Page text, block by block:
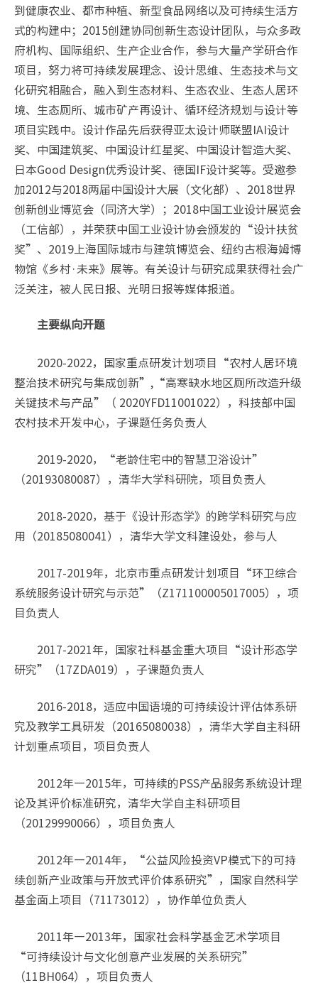
到健康农业、都市种植、新型食品网络以及可持续生活方
式的构建中；2015创建协同创新生态设计团队，与众多政
府机构、国际组织、生产企业合作，参与大量产学研合作
项目，努力将可持续发展理念、设计思维、生态技术与文
化研究相融合，融入到生态材料、生态农业、生态人居环
境、生态厕所、城市矿产再设计、循环经济规划与设计等
项目实践中。设计作品先后获得亚太设计师联盟IAI设计
奖、中国建筑奖、中国设计红星奖、中国设计智造大奖、
日本Good Design优秀设计奖、德国IF设计奖等。受邀参
加2012与2018两届中国设计大展（文化部）、2018世界
创新创业博览会（同济大学）；2018中国工业设计展览会
（工信部），并荣获中国工业设计协会颁发的“设计扶贫
奖”、2019上海国际城市与建筑博览会、纽约古根海姆博
物馆《乡村·未来》展等。有关设计与研究成果获得社会广
泛关注，被人民日报、光明日报等媒体报道。
主要纵向开题
2020-2022，国家重点研发计划项目“农村人居环境
整治技术研究与集成创新”,“高寒缺水地区厕所改造升级
关键技术与产品”（ 2020YFD11001022），科技部中国
农村技术开发中心，子课题任务负责人
2019-2020，“老龄住宅中的智慧卫浴设计”
（20193080087），清华大学科研院，项目负责人
2018-2020，基于《设计形态学》的跨学科研究与应
用（20185080041），清华大学文科建设处，参与人
2017-2019年，北京市重点研发计划项目“环卫综合
系统服务设计研究与示范”（Z171100005017005），项
目负责人
2017-2021年，国家社科基金重大项目“设计形态学
研究”（17ZDA019），子课题负责人
2016-2018，适应中国语境的可持续设计评估体系研
究及教学工具研发（20165080038），清华大学自主科研
计划重点项目，项目负责人
2012年—2015年，可持续的PSS产品服务系统设计理
论及其评价标准研究，清华大学自主科研项目
（20129990066），项目负责人
2012年—2014年，“公益风险投资VP模式下的可持
续创新产业政策与开放式评价体系研究”，国家自然科学
基金面上项目（71173012），协作单位负责人
2011年—2013年，国家社会科学基金艺术学项目
“可持续设计与文化创意产业发展的关系研究”
（11BH064），项目负责人